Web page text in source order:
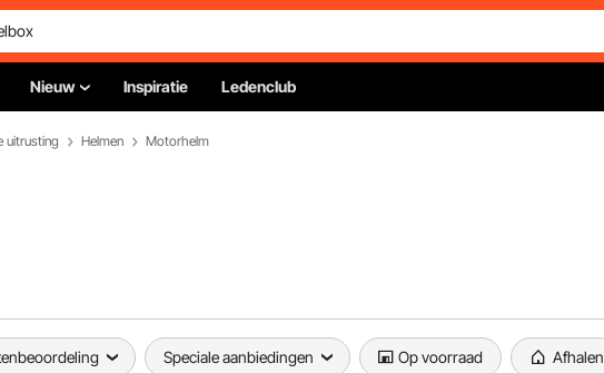
Nieuw Inspiratie Ledenclub
uitrusting Helmen Motorhelm
Speciale aanbiedingen Op voorraad Afhalen